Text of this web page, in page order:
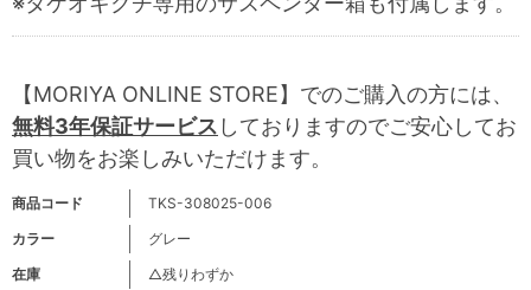
商品コード
TKS-308025-006
カラー
グレー
在庫
△残りわずか
【MORIYA ONLINE STORE】でのご購入の方には、
無料3年保証サービス しておりますのでご安心してお
買い物をお楽しみいただけます。